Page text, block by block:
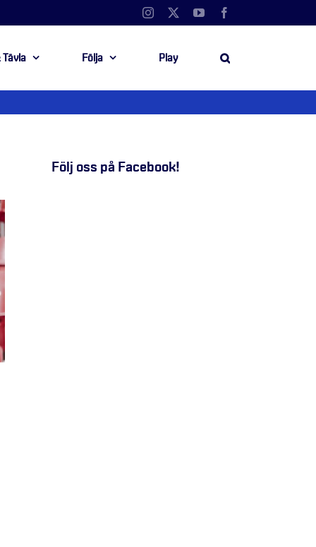
Instagram YouTube
Tävla Följa Play
Följ oss på Facebook!